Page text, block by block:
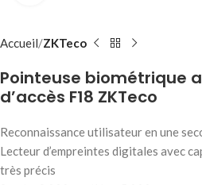
Accueil ZKTeco
Pointeuse biométrique
d’accès F18 ZKTeco
Reconnaissance utilisateur en une
Lecteur d’empreintes digitales avec
très précis